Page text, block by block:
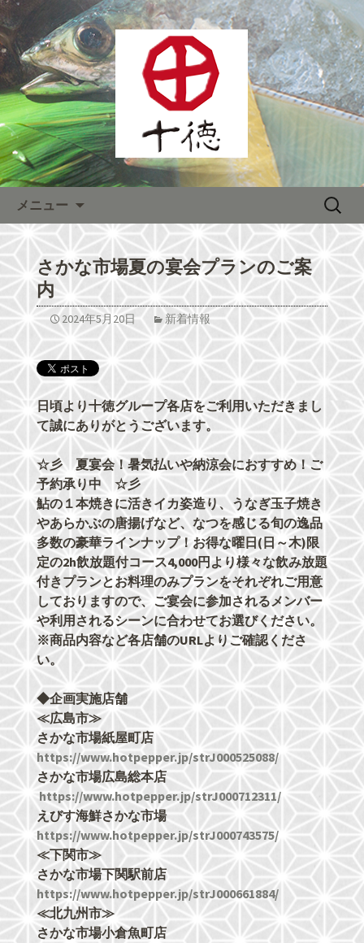
熊本をメインに全国へチェー
ン展開する居酒屋「株式会社十
徳」最新情報
熊本をメインに全国へチェーン展開す
る居酒屋「株式会社十徳」宴会が人
気！
メニュー
検
さかな市場夏の宴会プランのご案
内
2024年5月20日 新着情報
日頃より十徳グループ各店をご利用いただきまし
て誠にありがとうございます。
☆彡 夏宴会！暑気払いや納涼会におすすめ！ご
予約承り中 ☆彡
鮎の１本焼きに活きイカ姿造り、うなぎ玉子焼き
やあらかぶの唐揚げなど、なつを感じる旬の逸品
多数の豪華ラインナップ！お得な曜日(日～木)限
定の2h飲放題付コース4,000円より様々な飲み放題
付きプランとお料理のみプランをそれぞれご用意
しておりますので、ご宴会に参加されるメンバー
や利用されるシーンに合わせてお選びください。
※商品内容など各店舗のURLよりご確認くださ
い。
◆企画実施店舗
≪広島市≫
さかな市場紙屋町店
https://www.hotpepper.jp/strJ000525088/
さかな市場広島総本店
https://www.hotpepper.jp/strJ000712311/
えびす海鮮さかな市場
https://www.hotpepper.jp/strJ000743575/
≪下関市≫
さかな市場下関駅前店
https://www.hotpepper.jp/strJ000661884/
≪北九州市≫
さかな市場小倉魚町店